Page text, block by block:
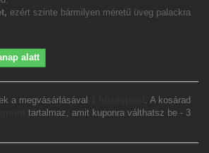
ezért szinte bármilyen méretű üveg palackra
alatt
a megvásárlásával
. A kosárad
tartalmaz, amit kuponra válthatsz be - 3